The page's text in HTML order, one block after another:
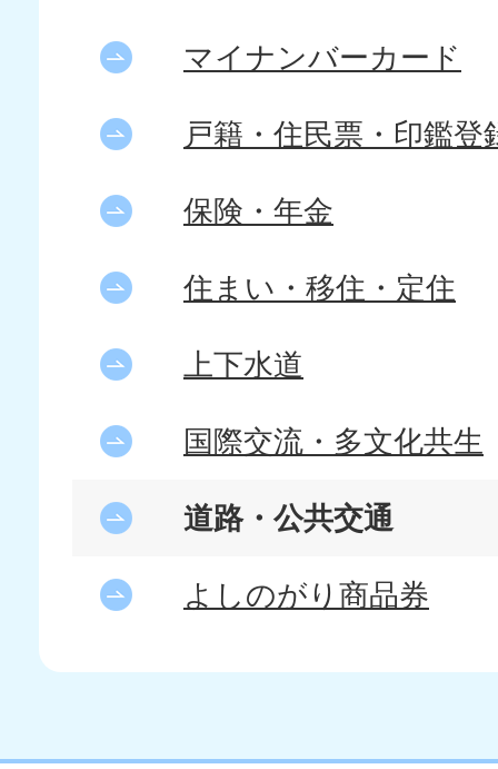
マイナンバーカード
戸籍・住民票・印鑑登
保険・年金
住まい・移住・定住
上下水道
国際交流・多文化共生
道路・公共交通
よしのがり商品券